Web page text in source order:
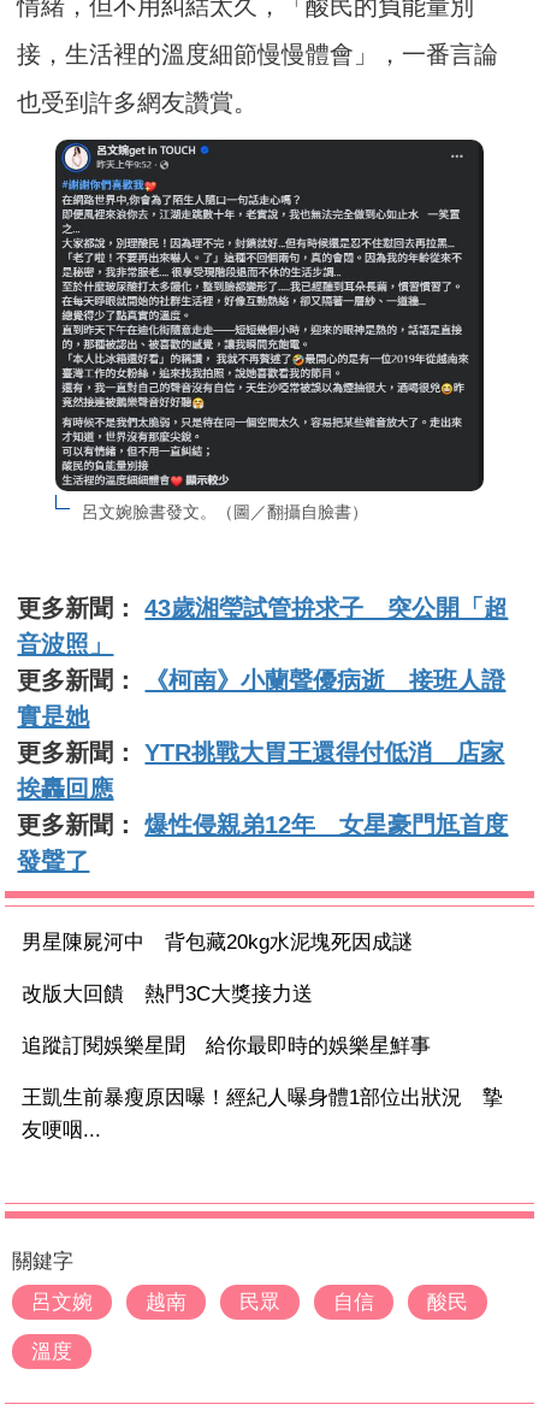
情緒，但不用糾結太久，「酸民的負能量別
接，生活裡的溫度細節慢慢體會」，一番言論
也受到許多網友讚賞。
呂文婉臉書發文。（圖／翻攝自臉書）
更多新聞：43歲湘瑩試管拚求子 突公開「超
音波照」
更多新聞：
《柯南》小蘭聲優病逝 接班人證
實是她
更多新聞：YTR挑戰大胃王還得付低消 店家
挨轟回應
更多新聞：爆性侵親弟12年 女星豪門尪首度
發聲了
男星陳屍河中 背包藏20kg水泥塊死因成謎
改版大回饋 熱門3C大獎接力送
追蹤訂閱娛樂星聞 給你最即時的娛樂星鮮事
王凱生前暴瘦原因曝！經紀人曝身體1部位出狀況 摯
友哽咽...
關鍵字
呂文婉
越南 民眾 自信 酸民
溫度